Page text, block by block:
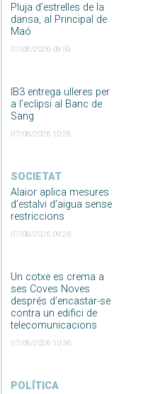
Pluja d’estrelles de la
dansa, al Principal de
Maó
07/08/2026 09:59
IB3 entrega ulleres per
a l’eclipsi al Banc de
Sang
07/08/2026 10:28
SOCIETAT
Alaior aplica mesures
d’estalvi d’aigua sense
restriccions
07/08/2026 09:26
Un cotxe es crema a
ses Coves Noves
després d’encastar-se
contra un edifici de
telecomunicacions
07/08/2026 10:36
POLÍTICA